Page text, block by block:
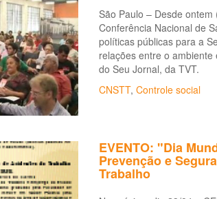
São Paulo – Desde
Conferência Nacional de
políticas públicas para a
relações entre o
do Seu Jornal, da TVT.
CNSTT, Controle social
EVENTO: "Dia
Prevenção e
Trabalho